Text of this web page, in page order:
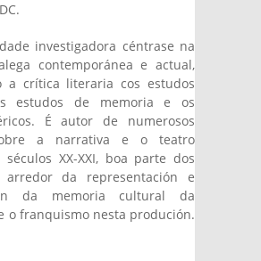
investigadora céntrase na
contemporánea e actual,
a crítica literaria cos estudos
estudos de memoria e os
É autor de numerosos
a narrativa e o teatro
séculos XX-XXI, boa parte dos
da representación e
da memoria cultural da
o franquismo nesta produción.